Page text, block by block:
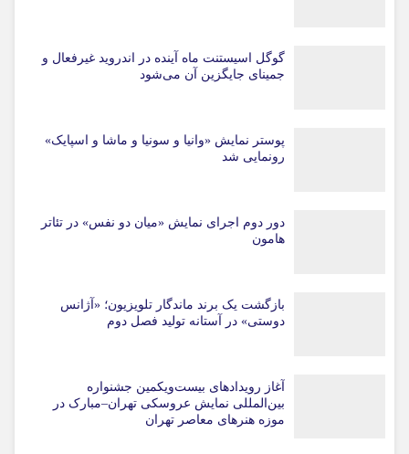
گوگل اسیستنت ماه آینده در اندروید غیرفعال و
جمینای جایگزین آن می‌شود
پوستر نمایش «وانیا و سونیا و ماشا و اسپایک»
رونمایی شد
دور دوم اجرای نمایش «میان دو نفس» در تئاتر
هامون
بازگشت یک برند ماندگار تلویزیون؛ «آژانس
دوستی» در آستانه تولید فصل دوم
آغاز رویدادهای بیست‌ویکمین جشنواره
بین‌المللی نمایش عروسکی تهران–مبارک در
موزه هنرهای معاصر تهران